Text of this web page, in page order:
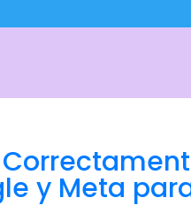
y Meta